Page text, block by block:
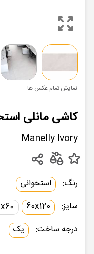
نمایش تمام عکس ها
کاشی مانلی
Manelly Ivory
رنگ:
استخوانی
سایز:
60x120
درجه ساخت:
یک